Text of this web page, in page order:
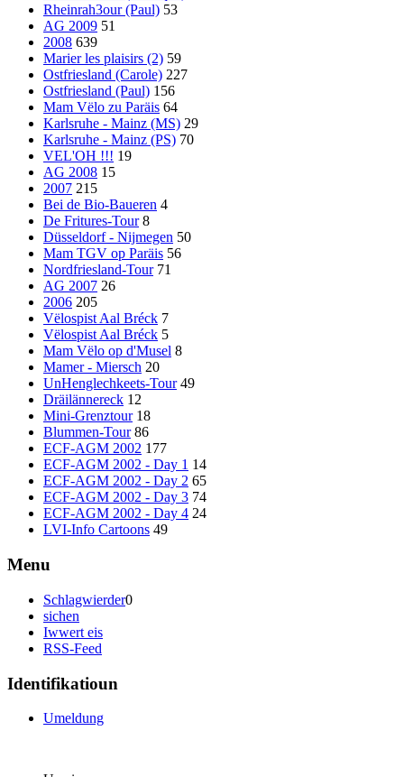
Rheinrah3our (Paul) 53
AG 2009 51
2008 639
Marier les plaisirs (2) 59
Ostfriesland (Carole) 227
Ostfriesland (Paul) 156
Mam Vëlo zu Paräis 64
Karlsruhe - Mainz (MS) 29
Karlsruhe - Mainz (PS) 70
VEL'OH !!! 19
AG 2008 15
2007 215
Bei de Bio-Baueren 4
De Fritures-Tour 8
Düsseldorf - Nijmegen 50
Mam TGV op Paräis 56
Nordfriesland-Tour 71
AG 2007 26
2006 205
Vëlospist Aal Bréck 7
Vëlospist Aal Bréck 5
Mam Vëlo op d'Musel 8
Mamer - Miersch 20
UnHenglechkeets-Tour 49
Dräilännereck 12
Mini-Grenztour 18
Blummen-Tour 86
ECF-AGM 2002 177
ECF-AGM 2002 - Day 1 14
ECF-AGM 2002 - Day 2 65
ECF-AGM 2002 - Day 3 74
ECF-AGM 2002 - Day 4 24
LVI-Info Cartoons 49
Menu
Schlagwierder0
sichen
Iwwert eis
RSS-Feed
Identifikatioun
Umeldung